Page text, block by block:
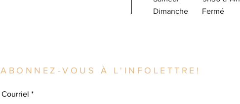
​Dimanche Fermé
ABONNEZ-VOUS À L'INFOLETTRE!
Courriel